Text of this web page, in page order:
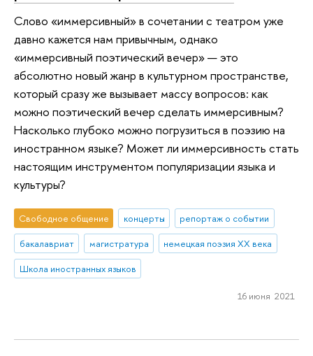
Слово «иммерсивный» в сочетании с театром уже
давно кажется нам привычным, однако
«иммерсивный поэтический вечер» — это
абсолютно новый жанр в культурном пространстве,
который сразу же вызывает массу вопросов: как
можно поэтический вечер сделать иммерсивным?
Насколько глубоко можно погрузиться в поэзию на
иностранном языке? Может ли иммерсивность стать
настоящим инструментом популяризации языка и
культуры?
Свободное общение концерты
репортаж о событии
бакалавриат
магистратура
немецкая поэзия ХХ века
Школа иностранных языков
16 июня 2021